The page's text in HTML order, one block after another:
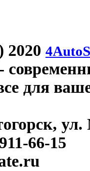
2020
-
для
ул.
66-15